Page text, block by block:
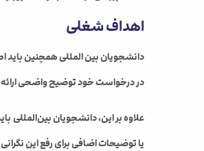
اهداف شغلی
دانشجویان بین المللی همچنین باید
در درخواست خود توضیح واضحی ارائه
علاوه بر این، دانشجویان بین‌المللی
یا توضیحات اضافی برای رفع این